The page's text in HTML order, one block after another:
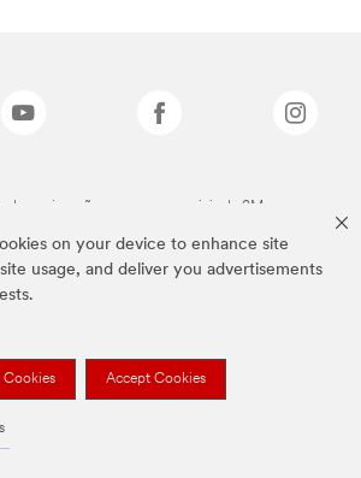
on your device to enhance site
usage, and deliver you advertisements
Cookies Accept Cookies
a cima são marcas comerciais da 3M.